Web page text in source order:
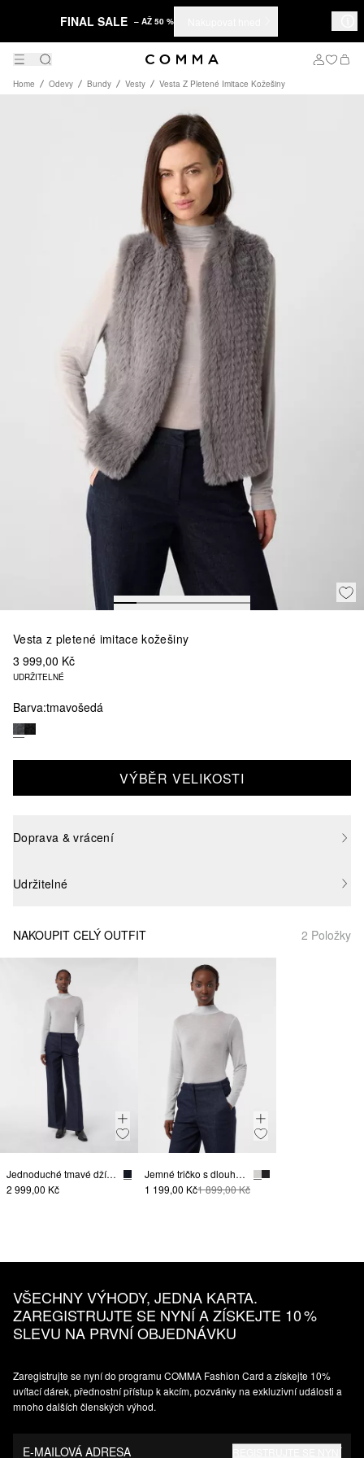
FINAL SALE – AŽ 50 %
Home Odevy Bundy Vesty Vesta Z Pletené Imitace Kožešiny
Vesta z pletené imitace kožešiny
3 999,00 Kč
UDRŽITELNÉ
Barva:tmavošedá
VÝBĚR VELIKOSTI
Doprava & vrácení
Udržitelné
NAKOUPIT CELÝ OUTFIT 2 Položky
Jednoduché tmavé džíny se širokými nohavicemi
2 999,00 Kč
Jemné tričko s dlouhým rukávem a se stojáčkem, ze směsi s lyocellem
1 199,00 Kč1 899,00 Kč
VŠECHNY VÝHODY, JEDNA KARTA.
ZAREGISTRUJTE SE NYNÍ A ZÍSKEJTE 10 %
SLEVU NA PRVNÍ OBJEDNÁVKU
Zaregistrujte se nyní do programu COMMA Fashion Card a získejte 10%
uvítací dárek, přednostní přístup k akcím, pozvánky na exkluzivní události a
mnoho dalších členských výhod.
E-MAILOVÁ ADRESA